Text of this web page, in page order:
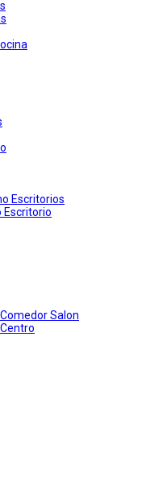
Escritorios
Escritorio
Salon